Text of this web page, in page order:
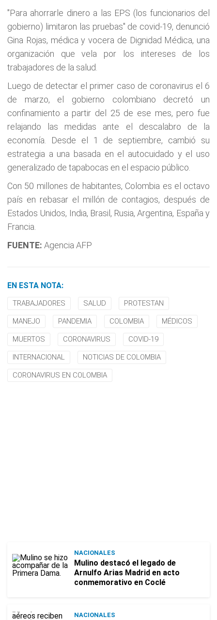
"Para ahorrarle dinero a las EPS (los funcionarios del
gobierno) limitaron las pruebas" de covid-19, denunció
Gina Rojas, médica y vocera de Dignidad Médica, una
organización que vela por los intereses de los
trabajadores de la salud.
Luego de detectar el primer caso de coronavirus el 6
de marzo, el gobierno colombiano decretó un
confinamiento a partir del 25 de ese mes, pero fue
relajando las medidas ante el descalabro de la
economía. Desde el 1 de septiembre, cambió su
estrategia a una basada en el autocuidado y el uso
generalizado de tapabocas en el espacio público.
Con 50 millones de habitantes, Colombia es el octavo
país en rebasar el millón de contagios, después de
Estados Unidos, India, Brasil, Rusia, Argentina, España y
Francia.
FUENTE: Agencia AFP
EN ESTA NOTA:
TRABAJADORES SALUD PROTESTAN
MANEJO PANDEMIA COLOMBIA MÉDICOS
MUERTOS CORONAVIRUS COVID-19
INTERNACIONAL NOTICIAS DE COLOMBIA
CORONAVIRUS EN COLOMBIA
NACIONALES
Mulino destacó el legado de
Arnulfo Arias Madrid en acto
conmemorativo en Coclé
NACIONALES